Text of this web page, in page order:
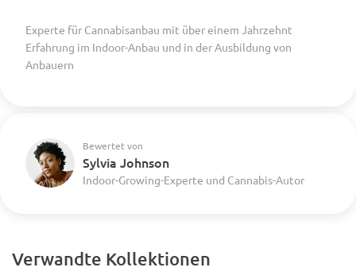
Experte für Cannabisanbau mit über einem Jahrzehnt
Erfahrung im Indoor-Anbau und in der Ausbildung von
Anbauern
Bewertet von
Sylvia Johnson
Indoor-Growing-Experte und Cannabis-Autor
Verwandte Kollektionen